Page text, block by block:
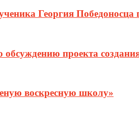
Георгия Победоносца
проекта
воскресную школу»